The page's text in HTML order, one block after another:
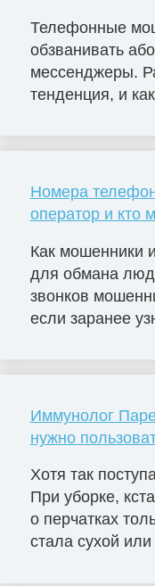
Телефонные
обзванивать
мессенджеры.
тенденция, и
Номера
оператор и кто
Как мошенники
для обмана
звонков
если заранее
Иммунолог
нужно
Хотя так
При уборке,
о перчатках
стала сухой